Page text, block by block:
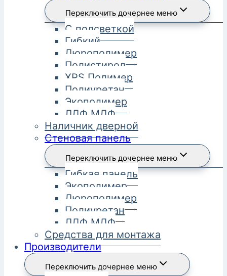
Переключить дочернее меню
С подсветкой
Гибкий
Дюрополимер
Полистирол
XPS Полимер
Полиуретан
Экополимер
ЛДФ МДФ
Наличник дверной
Стеновая панель
Переключить дочернее меню
Гибкая панель
Экополимер
Дюрополимер
Полиуретан
ЛДФ МДФ
Средства для монтажа
Производители
Переключить дочернее меню